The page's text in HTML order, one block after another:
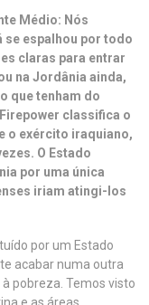
Médio: Nós
se espalhou por todo
claras para entrar
na Jordânia ainda,
que tenham do
classifica o
o exército iraquiano,
O Estado
por uma única
iriam atingi-los
por um Estado
acabar numa outra
pobreza. Temos visto